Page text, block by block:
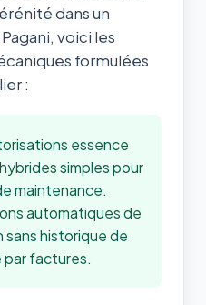
dans un
voici les
formulées
:
essence
simples pour
maintenance.
automatiques de
historique de
factures.